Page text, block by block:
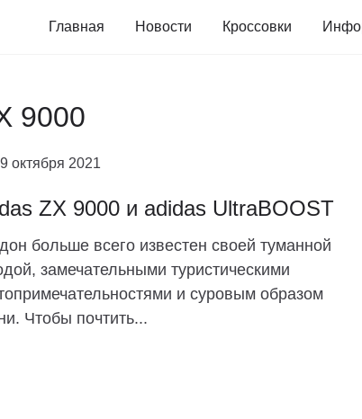
Главная Новости Кроссовки
9000
октября 2021
ZX 9000 и adidas UltraBOOST
больше всего известен своей туманной
замечательными туристическими
и суровым образом
Чтобы почтить...